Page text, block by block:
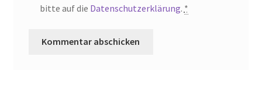
bitte auf die Datenschutzerklärung. *